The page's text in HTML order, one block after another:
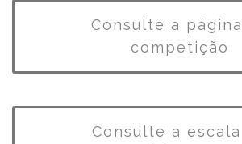
Consulte a
competição
Consulte a